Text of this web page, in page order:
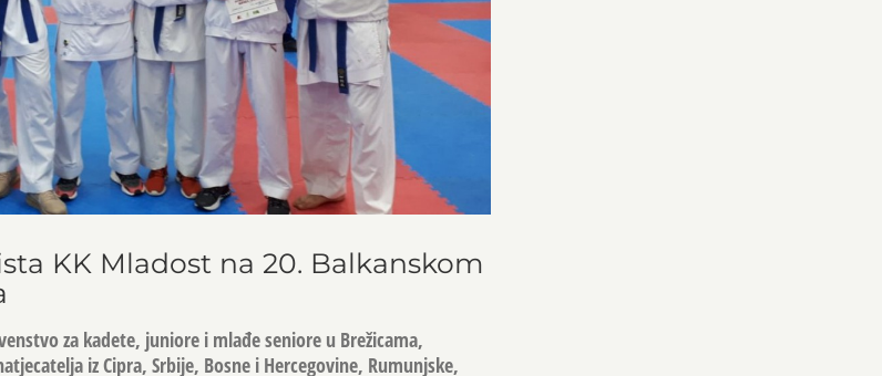
KK Mladost na 20. Balkanskom
za kadete, juniore i mlađe seniore u Brežicama,
iz Cipra, Srbije, Bosne i Hercegovine, Rumunjske,